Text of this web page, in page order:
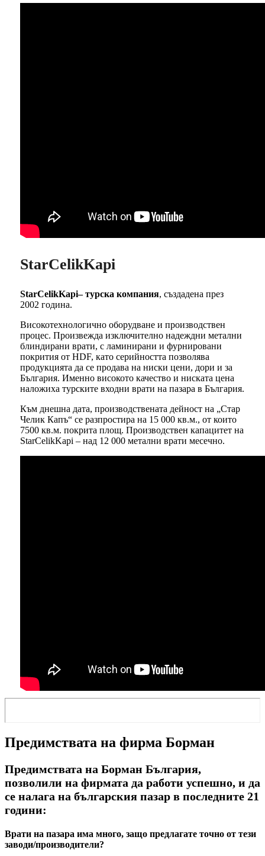
StarCelikKapi
StarCelikKapi– турска компания, създадена през
2002 година.
Високотехнологично оборудване и производствен
процес. Произвежда изключително надеждни метални
блиндирани врати, с ламинирани и фурнировани
покрития от HDF, като серийността позволява
продукцията да се продава на ниски цени, дори и за
България. Именно високото качество и ниската цена
наложиха турските входни врати на пазара в България.
Към днешна дата, производствената дейност на „Стар
Челик Капъ“ се разпростира на 15 000 кв.м., от които
7500 кв.м. покрита площ. Производствен капацитет на
StarCelikKapi – над 12 000 метални врати месечно.
Предимствата на фирма Борман
Предимствата на Борман България,
позволили на фирмата да работи успешно, и да
се налага на българския пазар в последните 21
години:
Врати на пазара има много, защо предлагате точно от тези
заводи/производители?